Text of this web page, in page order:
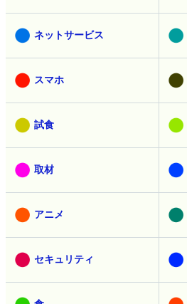
ネットサービス
スマホ
試食
取材
アニメ
セキュリティ